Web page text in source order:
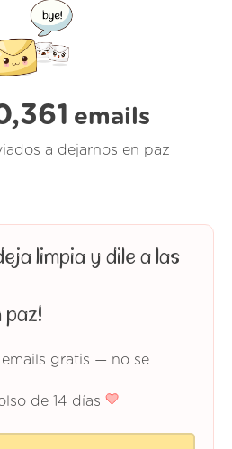
emails
a dejarnos en paz
limpia y dile a las
paz!
emails gratis — no se
de 14 días